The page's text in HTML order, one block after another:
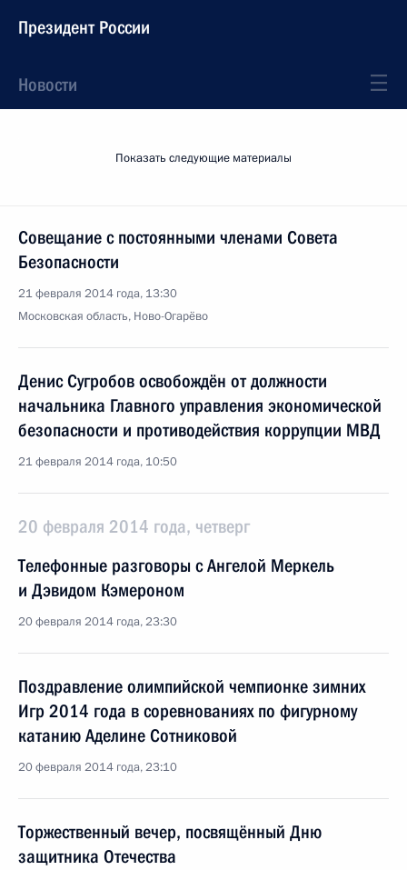
Президент России
Новости
Показать следующие материалы
Совещание с постоянными членами Совета
Безопасности
21 февраля 2014 года, 13:30
Московская область, Ново-Огарёво
Денис Сугробов освобождён от должности
начальника Главного управления экономической
безопасности и противодействия коррупции МВД
21 февраля 2014 года, 10:50
20 февраля 2014 года, четверг
Телефонные разговоры с Ангелой Меркель
и Дэвидом Кэмероном
20 февраля 2014 года, 23:30
Поздравление олимпийской чемпионке зимних
Игр 2014 года в соревнованиях по фигурному
катанию Аделине Сотниковой
20 февраля 2014 года, 23:10
Торжественный вечер, посвящённый Дню
защитника Отечества